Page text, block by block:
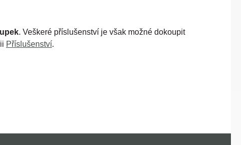
. Veškeré příslušenství je však možné dokoupit
Příslušenství.